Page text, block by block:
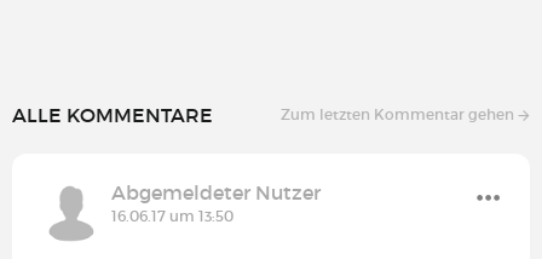
ALLE KOMMENTARE Zum letzten Kommentar gehen
Abgemeldeter Nutzer
16.06.17 um 13:50